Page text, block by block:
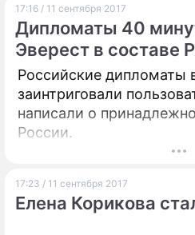
нужно приложить все
минимизировать его
этого нужно научиться
свои эмоции.
17:16 / 11 сентября 2017
Дипломаты 40
Эверест в составе
Российские дипломаты
заинтриговали
написали о
России.
17:23 / 11 сентября 2017
Елена Корикова